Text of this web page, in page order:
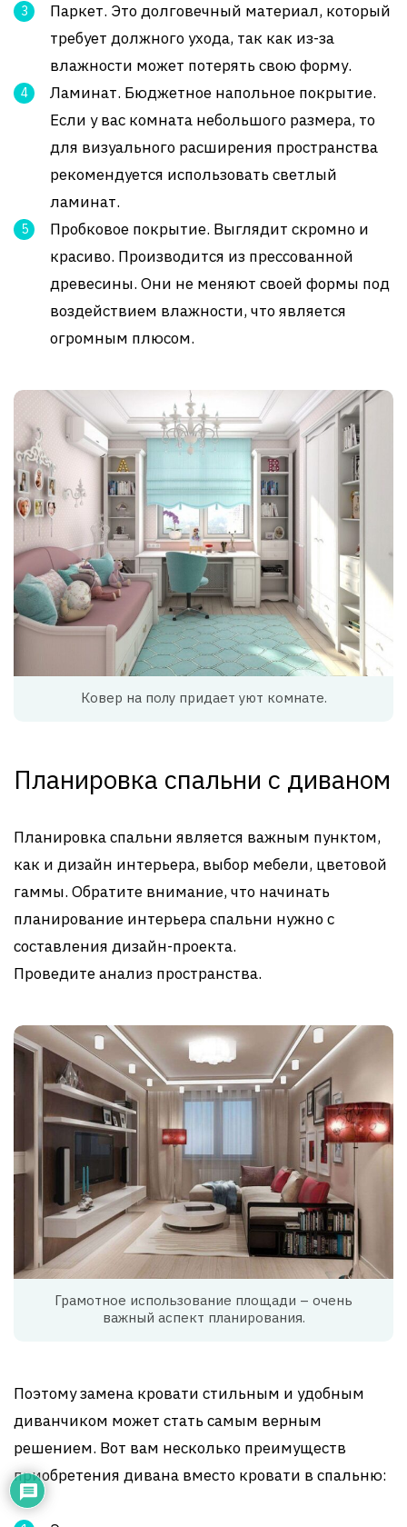
Паркет. Это долговечный материал, который
требует должного ухода, так как из-за
влажности может потерять свою форму.
Ламинат. Бюджетное напольное покрытие.
Если у вас комната небольшого размера, то
для визуального расширения пространства
рекомендуется использовать светлый
ламинат.
Пробковое покрытие. Выглядит скромно и
красиво. Производится из прессованной
древесины. Они не меняют своей формы под
воздействием влажности, что является
огромным плюсом.
Ковер на полу придает уют комнате.
Планировка спальни с диваном
Планировка спальни является важным пунктом,
как и дизайн интерьера, выбор мебели, цветовой
гаммы. Обратите внимание, что начинать
планирование интерьера спальни нужно с
составления дизайн-проекта.
Проведите анализ пространства.
Грамотное использование площади – очень
важный аспект планирования.
Поэтому замена кровати стильным и удобным
диванчиком может стать самым верным
решением. Вот вам несколько преимуществ
приобретения дивана вместо кровати в спальню: